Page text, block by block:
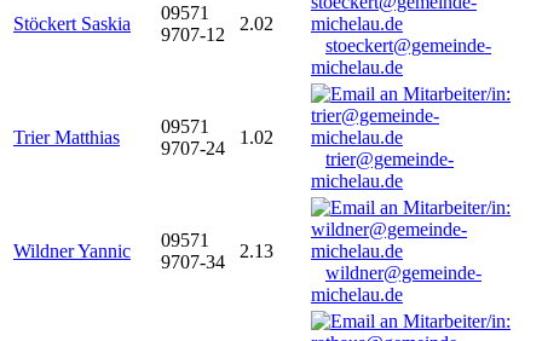
Stöckert Saskia
09571
9707-12
2.02
stoeckert@gemeinde-
michelau.de
Trier Matthias
09571
9707-24
1.02
trier@gemeinde-
michelau.de
Wildner Yannic
09571
9707-34
2.13
wildner@gemeinde-
michelau.de